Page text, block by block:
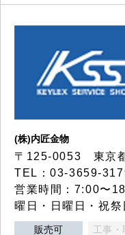
(株)内匠金物
〒125-0053 東京
TEL：03-3659-
営業時間：7:00〜
曜日・日曜日・祝祭
販売可 工事・